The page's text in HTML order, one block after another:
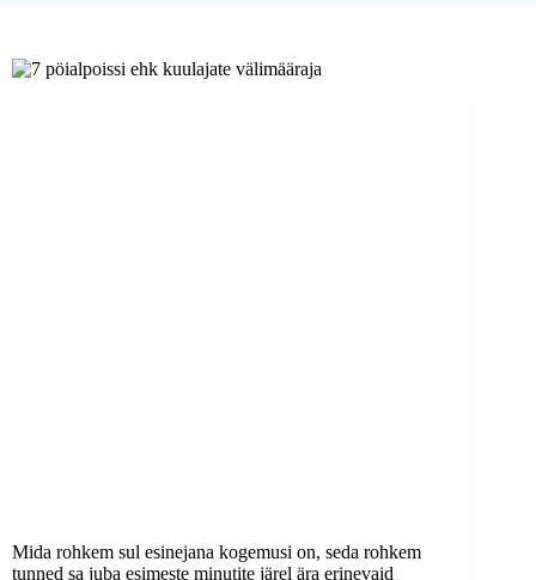
Mida rohkem sul esinejana kogemusi on, seda rohkem
tunned sa juba esimeste minutite järel ära erinevaid